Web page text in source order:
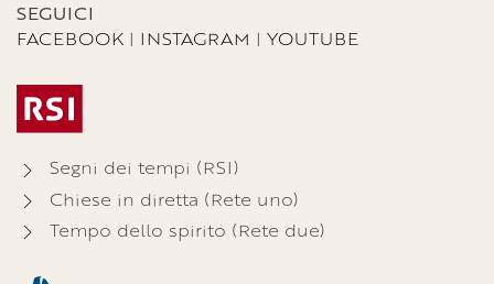
SEGUICI
FACEBOOK | INSTAGRAM | YOUTUBE
Segni dei tempi (RSI)
Chiese in diretta (Rete uno)
Tempo dello spirito (Rete due)